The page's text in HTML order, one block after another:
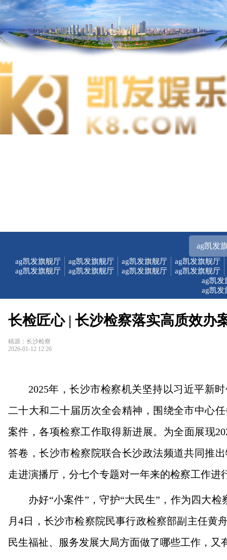
ag凯发
ag凯发旗舰厅
ag凯发旗舰厅
ag凯发旗舰厅
ag凯发旗舰厅
ag凯发旗舰厅
ag凯发旗舰厅
ag凯发旗舰厅
ag凯发旗舰厅
ag凯发
ag凯发
长检匠心 | 长沙检察落实高质效办
稿源：长沙检察
2026-01-12 12:26
2025年，长沙市检察机关坚持以习近平新
二十大和二十届历次全会精神，围绕全市中心
案件，各项检察工作取得新进展。为全面展现
答卷，长沙市检察院联合长沙政法频道共同推
走进演播厅，分七个专题对一年来的检察工作进
办好“小案件”，守护“大民生”，作为四大
月4日，长沙市检察院民事行政检察部副主任黄
民生福祉、服务发展大局方面做了哪些工作，又